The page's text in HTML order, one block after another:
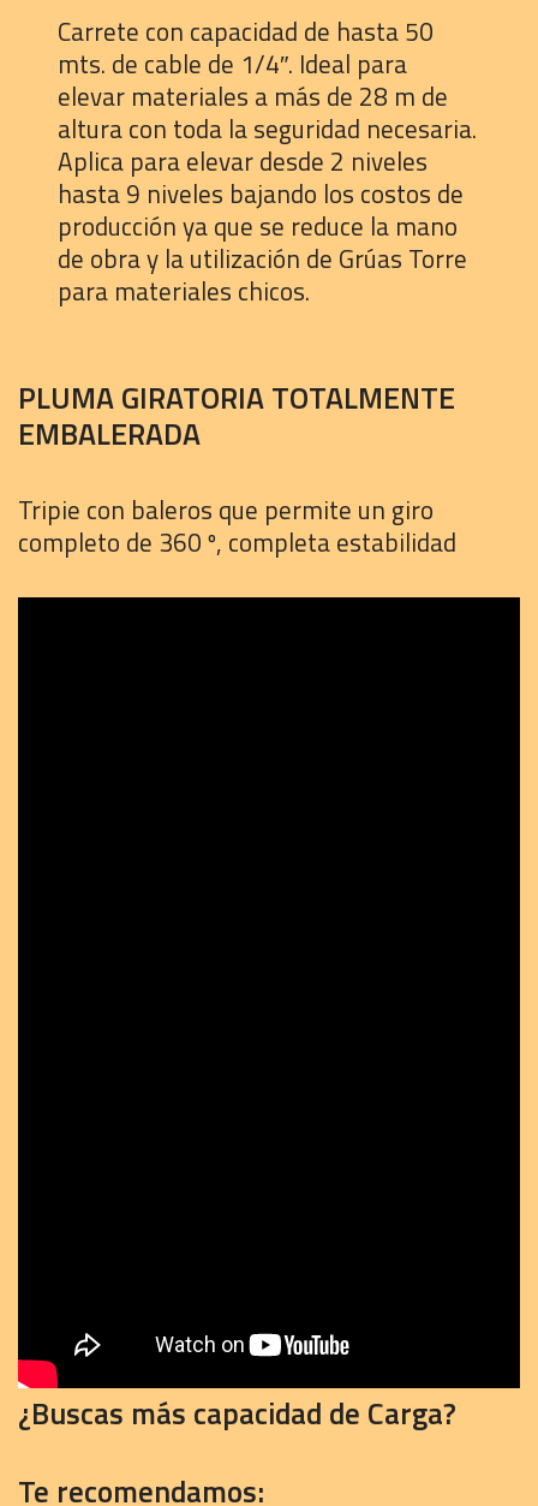
Carrete con capacidad de hasta 50
mts. de cable de 1/4″. Ideal para
elevar materiales a más de 28 m de
altura con toda la seguridad necesaria.
Aplica para elevar desde 2 niveles
hasta 9 niveles bajando los costos de
producción ya que se reduce la mano
de obra y la utilización de Grúas Torre
para materiales chicos.
PLUMA GIRATORIA TOTALMENTE
EMBALERADA
Tripie con baleros que permite un giro
completo de 360 º, completa estabilidad
¿Buscas más capacidad de Carga?
Te recomendamos: